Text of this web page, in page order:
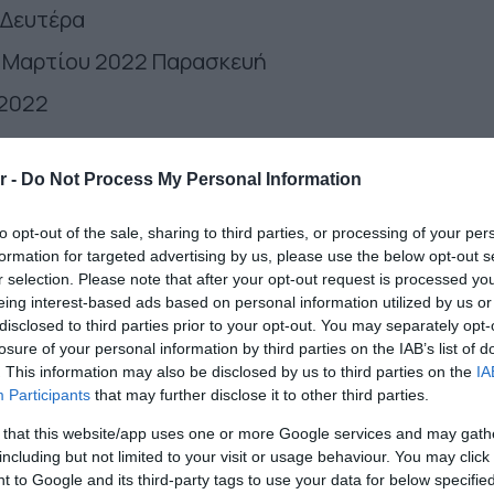
- Do Not Process My Personal Information
opt-out of the sale, sharing to third parties, or processing of your
for targeted advertising by us, please use the below opt-out
selection. Please note that after your opt-out request is processed
interest-based ads based on personal information utilized by us
to third parties prior to your opt-out. You may separately
of your personal information by third parties on the IAB’s list of
This information may also be disclosed by us to third parties on the
Participants that may further disclose it to other third parties.
that this website/app uses one or more Google services and may
but not limited to your visit or usage behaviour. You may
to Google and its third-party tags to use your data for below
2022 Παρασκευή
Κυριακή (Πιθανόν να μεταφερθεί)
2022 Δευτέρα
Κυριακή
2022 Δευτέρα